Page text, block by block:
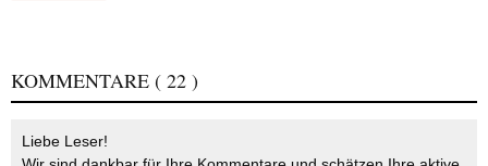
KOMMENTARE ( 22 )
Liebe Leser!